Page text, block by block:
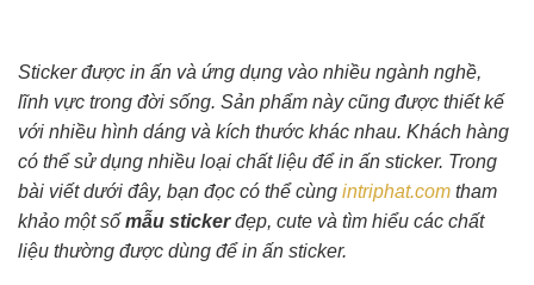
Sticker được in ấn và ứng dụng vào nhiều ngành nghề,
lĩnh vực trong đời sống. Sản phẩm này cũng được thiết kế
với nhiều hình dáng và kích thước khác nhau. Khách hàng
có thể sử dụng nhiều loại chất liệu để in ấn sticker. Trong
bài viết dưới đây, bạn đọc có thể cùng intriphat.com tham
khảo một số mẫu stickerđẹp, cute và tìm hiểu các chất
liệu thường được dùng để in ấn sticker.